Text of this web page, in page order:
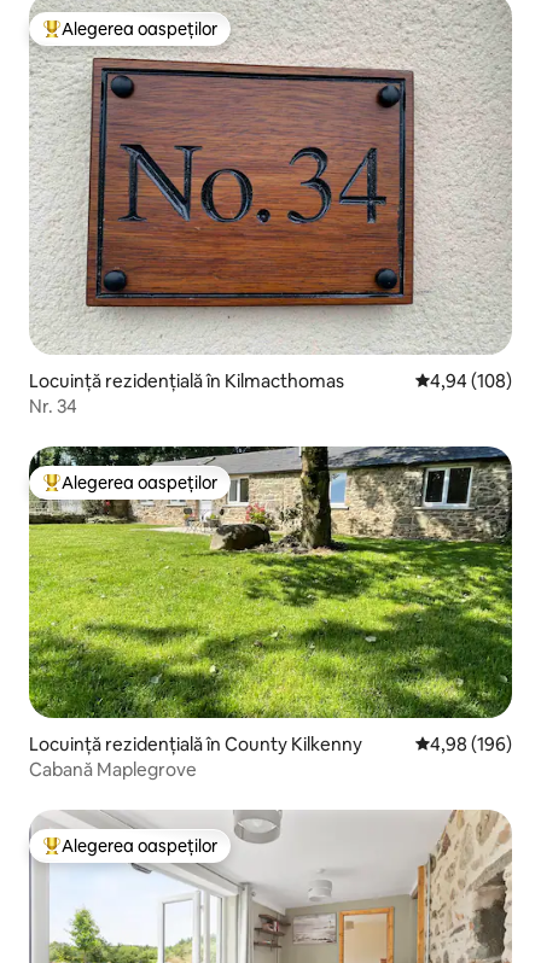
Locuință din topul categoriei Alegerea oaspeților
Alegerea oaspeților
Locuință rezidențială în Kilmacthomas Scor mediu de
4,94 (108)
Nr. 34
Locuință din topul categoriei Alegerea oaspeților
Alegerea oaspeților
Locuință rezidențială în County Kilkenny Scor mediu de
4,98 (196)
Cabană Maplegrove
Locuință din topul categoriei Alegerea oaspeților
Alegerea oaspeților